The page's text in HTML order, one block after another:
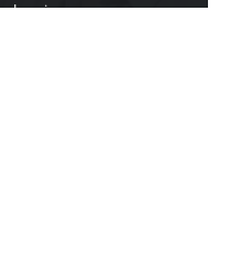
les oiseaux comme